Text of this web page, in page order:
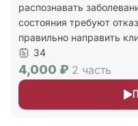
распознавать
состояния требуют
правильно направить
34
4,000 ₽ 2 часть